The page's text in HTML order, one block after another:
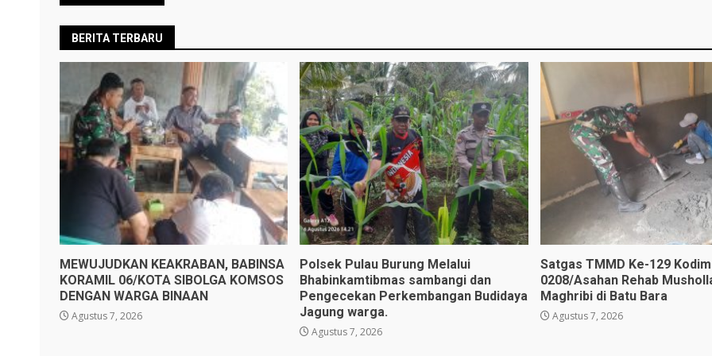
BERITA TERBARU
MEWUJUDKAN KEAKRABAN, BABINSA
KORAMIL 06/KOTA SIBOLGA KOMSOS
DENGAN WARGA BINAAN
Agustus 7, 2026
Polsek Pulau Burung Melalui
Bhabinkamtibmas sambangi dan
Pengecekan Perkembangan Budidaya
Jagung warga.
Agustus 7, 2026
Satgas TMMD Ke-129 Kodim
0208/Asahan Rehab
Maghribi di Batu Bara
Agustus 7, 2026